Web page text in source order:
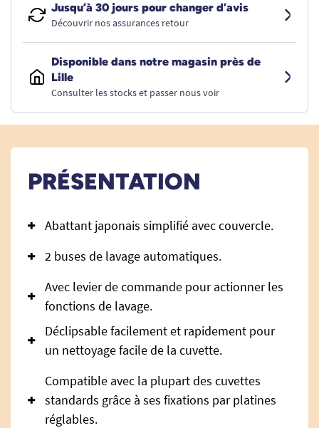
Jusqu’à 30 jours pour changer d’avis
Découvrir nos assurances retour
Disponible dans notre magasin près de
Lille
Consulter les stocks et passer nous voir
PRÉSENTATION
Abattant japonais simplifié avec couvercle.
2 buses de lavage automatiques.
Avec levier de commande pour actionner les
fonctions de lavage.
Déclipsable facilement et rapidement pour
un nettoyage facile de la cuvette.
Compatible avec la plupart des cuvettes
standards grâce à ses fixations par platines
réglables.